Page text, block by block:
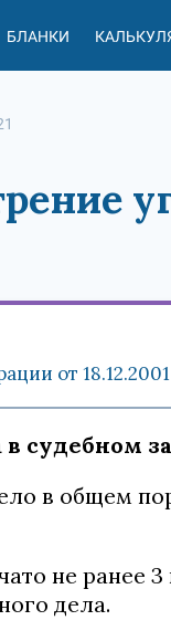
БЛАНКИ
от
в судебном
в общем
не ранее 3
дела.